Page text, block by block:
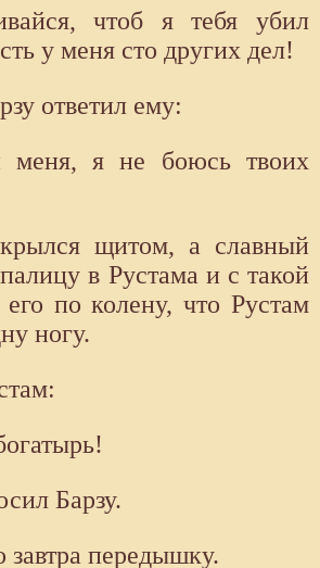
чтоб я тебя убил
у меня сто других дел!
ответил ему:
я не боюсь твоих
щитом, а славный
в Рустама и с такой
по колену, что Рустам
ногу.
Барзу.
передышку.